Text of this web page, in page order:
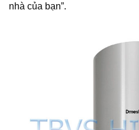
nhà của bạn”.